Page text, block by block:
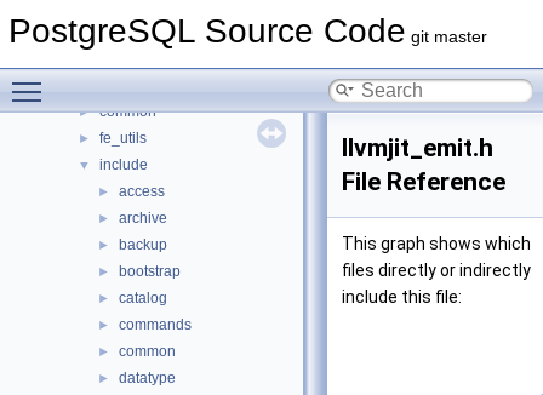
PostgreSQL Source Code git master
▼ src
► common
► fe_utils
▼ include
► access
► archive
► backup
► bootstrap
► catalog
► commands
► common
► datatype
llvmjit_emit.h
File Reference
This graph shows which
files directly or indirectly
include this file: